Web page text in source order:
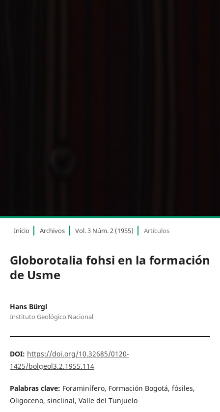
Inicio Archivos Vol. 3 Núm. 2 (1955) Artículos
Globorotalia fohsi en la formación
de Usme
Hans Bürgl
Instituto Geológico Nacional
DOI: https://doi.org/10.32685/0120-
1425/bolgeol3.2.1955.114
Palabras clave: Foraminífero, Formación Bogotá, fósiles,
Oligoceno, sinclinal, Valle del Tunjuelo